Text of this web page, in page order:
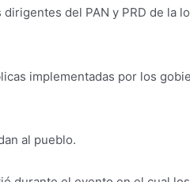
del PAN y PRD de la
implementadas por los
al pueblo.